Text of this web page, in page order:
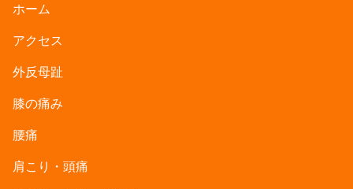
ホーム
アクセス
外反母趾
膝の痛み
腰痛
肩こり・頭痛